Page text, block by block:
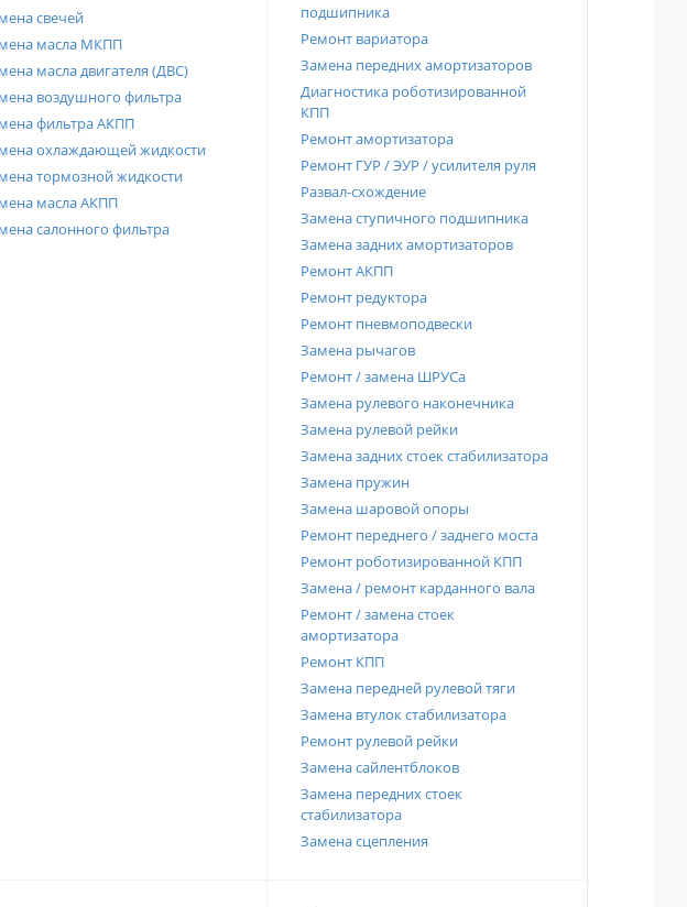
свечей
масла МКПП
масла двигателя (ДВС)
воздушного фильтра
фильтра АКПП
охлаждающей жидкости
тормозной жидкости
масла АКПП
салонного фильтра
подшипника
Ремонт вариатора
Замена передних амортизаторов
Диагностика роботизированной
КПП
Ремонт амортизатора
Ремонт ГУР / ЭУР / усилителя руля
Развал-схождение
Замена ступичного подшипника
Замена задних амортизаторов
Ремонт АКПП
Ремонт редуктора
Ремонт пневмоподвески
Замена рычагов
Ремонт / замена ШРУСа
Замена рулевого наконечника
Замена рулевой рейки
Замена задних стоек стабилизатора
Замена пружин
Замена шаровой опоры
Ремонт переднего / заднего моста
Ремонт роботизированной КПП
Замена / ремонт карданного вала
Ремонт / замена стоек
амортизатора
Ремонт КПП
Замена передней рулевой тяги
Замена втулок стабилизатора
Ремонт рулевой рейки
Замена сайлентблоков
Замена передних стоек
стабилизатора
Замена сцепления